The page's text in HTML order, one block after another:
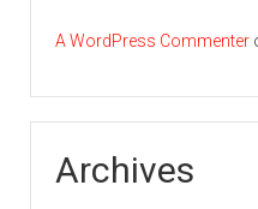
A WordPress Commenter
Archives